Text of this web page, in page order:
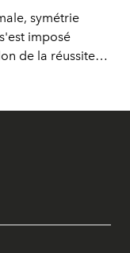
symétrie
imposé
de la réussite
un idéal se
gomme ce
change de